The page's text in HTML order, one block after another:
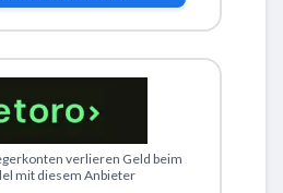
verlieren Geld beim
mit diesem Anbieter